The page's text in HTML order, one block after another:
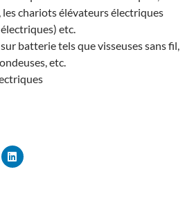
chariots élévateurs électriques
etc.
batterie tels que visseuses sans fil,
etc.